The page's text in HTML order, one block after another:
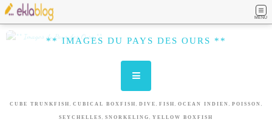
MENU
** IMAGES DU PAYS DES OURS **
CUBE TRUNKFISH , CUBICAL BOXFISH , DIVE , FISH , OCEAN INDIEN , POISSON ,
SEYCHELLES , SNORKELING , YELLOW BOXFISH